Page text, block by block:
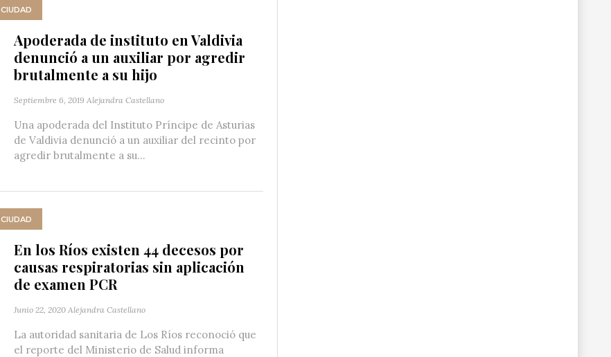
CIUDAD
Apoderada de instituto en Valdivia
denunció a un auxiliar por agredir
brutalmente a su hijo
Septiembre 6, 2019 Alejandra Castellano
Una apoderada del Instituto Príncipe de Asturias
de Valdivia denunció a un auxiliar del recinto por
agredir brutalmente a su...
CIUDAD
En los Ríos existen 44 decesos por
causas respiratorias sin aplicación
de examen PCR
Junio 22, 2020 Alejandra Castellano
La autoridad sanitaria de Los Ríos reconoció que
el reporte del Ministerio de Salud informa